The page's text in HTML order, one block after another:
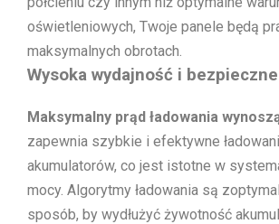
oświetleniowych, Twoje panele będą
maksymalnych obrotach.
Wysoka wydajność i bezpieczne
Maksymalny prąd ładowania
zapewnia szybkie i efektywne
akumulatorów, co jest istotne w
mocy. Algorytmy ładowania są
sposób, by wydłużyć żywotność